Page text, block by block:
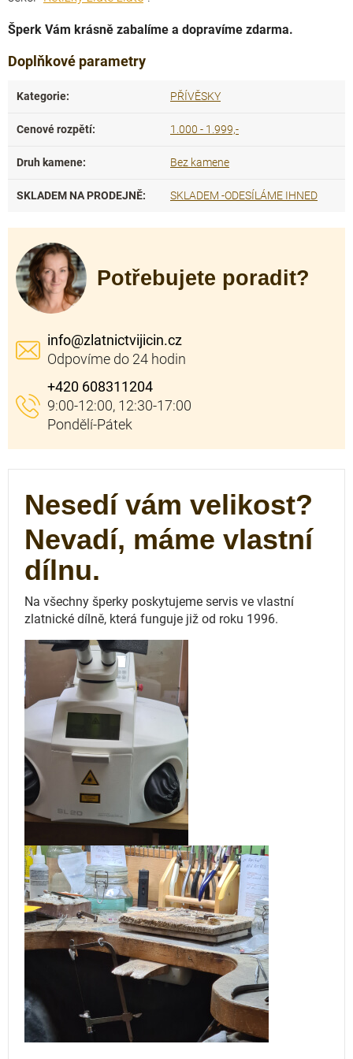
Šperk Vám krásně zabalíme a dopravíme zdarma.
Doplňkové parametry
Kategorie: PŘÍVĚSKY
Cenové rozpětí: 1.000 - 1.999,-
Druh kamene: Bez kamene
SKLADEM NA PRODEJNĚ: SKLADEM -ODESÍLÁME IHNED
Potřebujete poradit?
info@zlatnictvijicin.cz
+420 608311204
Nesedí vám velikost?
Nevadí, máme vlastní
dílnu.
Na všechny šperky poskytujeme servis ve vlastní
zlatnické dílně, která funguje již od roku 1996.